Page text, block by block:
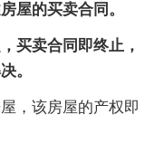
屋的买卖合同。
买卖合同即终止，
。
，该房屋的产权即